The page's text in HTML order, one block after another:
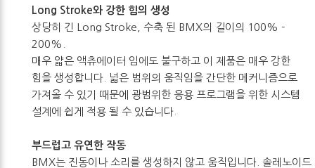
Long Stroke와 강한 힘의 생성
상당히 긴 Long Stroke, 수축 된 BMX의 길이의 100% -
200%.
매우 얇은 액츄에이터 임에도 불구하고 이 제품은 매우 강한
힘을 생성합니다. 넓은 범위의 움직임을 간단한 메커니즘으로
가져올 수 있기 때문에 광범위한 응용 프로그램을 위한 시스템
설계에 쉽게 적용 될 수 있습니다.
부드럽고 유연한 작동
BMX는 진동이나 소리를 생성하지 않고 움직입니다. 솔레노이드